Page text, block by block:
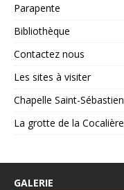
Parapente
Bibliothèque
Contactez nous
Les sites à visiter
Chapelle Saint-Sébastien
La grotte de la Cocalière
GALERIE